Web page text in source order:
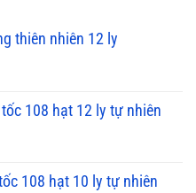
thiên nhiên 12 ly
108 hạt 12 ly tự nhiên
108 hạt 10 ly tự nhiên